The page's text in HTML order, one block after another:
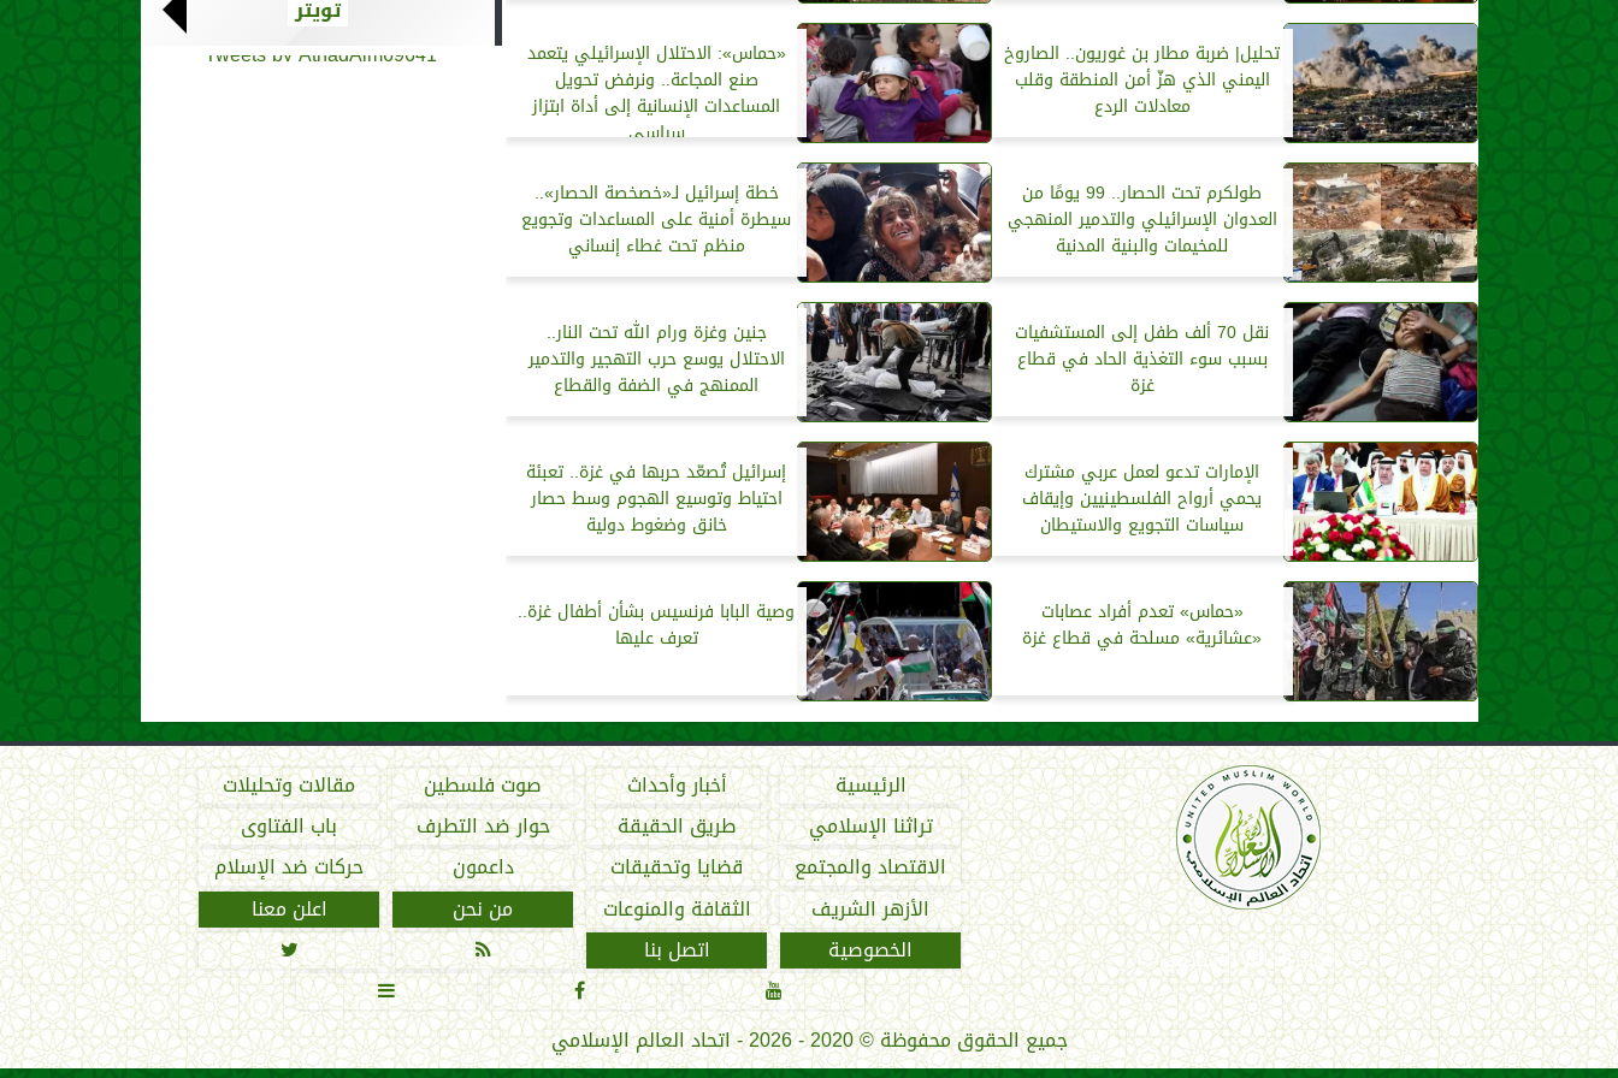
تحليل| ضربة مطار بن غوريون.. الصاروخ
اليمني الذي هزّ أمن المنطقة وقلب
معادلات الردع
«حماس»: الاحتلال الإسرائيلي يتعمد
صنع المجاعة.. ونرفض تحويل
المساعدات الإنسانية إلى أداة ابتزاز
سياسي
طولكرم تحت الحصار.. 99 يومًا من
العدوان الإسرائيلي والتدمير المنهجي
للمخيمات والبنية المدنية
خطة إسرائيل لـ«خصخصة الحصار»..
سيطرة أمنية على المساعدات وتجويع
منظم تحت غطاء إنساني
نقل 70 ألف طفل إلى المستشفيات
بسبب سوء التغذية الحاد في قطاع
غزة
جنين وغزة ورام الله تحت النار..
الاحتلال يوسع حرب التهجير والتدمير
الممنهج في الضفة والقطاع
الإمارات تدعو لعمل عربي مشترك
يحمي أرواح الفلسطينيين وإيقاف
سياسات التجويع والاستيطان
إسرائيل تُصعّد حربها في غزة.. تعبئة
احتياط وتوسيع الهجوم وسط حصار
خانق وضغوط دولية
«حماس» تعدم أفراد عصابات
«عشائرية» مسلحة في قطاع غزة
وصية البابا فرنسيس بشأن أطفال غزة..
تعرف عليها
تويتر
Tweets by AthadAlm69641
اتحاد العالم الإسلامي
الرئيسية أخبار وأحداث صوت فلسطين
مقالات وتحليلات
تراثنا الإسلامي
طريق الحقيقة حوار ضد التطرف
باب الفتاوى
الاقتصاد والمجتمع
قضايا وتحقيقات داعمون
حركات ضد الإسلام
الأزهر الشريف
الثقافة والمنوعات من نحن
اعلن معنا
الخصوصية
اتصل بنا 




جميع الحقوق محفوظة©2020 - 2026 - اتحاد العالم الإسلامي